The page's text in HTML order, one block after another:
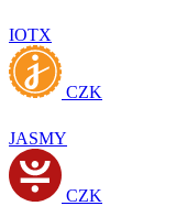
IOTX
CZK
JASMY
CZK